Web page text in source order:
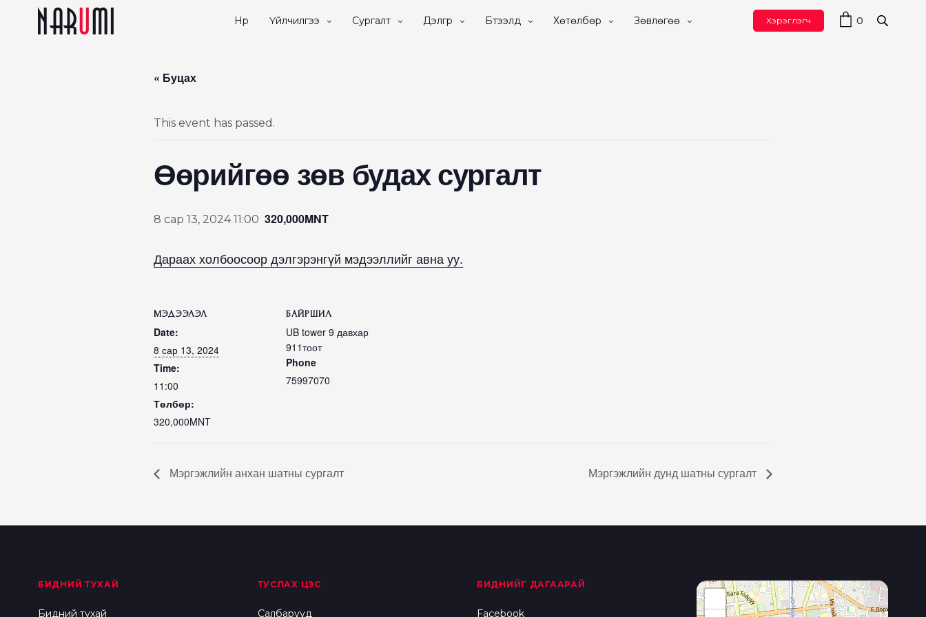
Нүүр Үйлчилгээ Сургалт Дэлгүүр Бүтээлүүд Хөтөлбөр Зөвлөгөө Хэрэглэгч 0
« Буцах
This event has passed.
Өөрийгөө зөв будах сургалт
8 сар 13, 2024 11:00 320,000MNT
Дараах холбоосоор дэлгэрэнгүй мэдээллийг авна уу.
МЭДЭЭЛЭЛ
Date:
8 сар 13, 2024
Time:
11:00
Төлбөр:
320,000MNT
БАЙРШИЛ
UB tower 9 давхар
911тоот
Phone
75997070
Мэргэжлийн анхан шатны сургалт Мэргэжлийн дунд шатны сургалт
БИДНИЙ ТУХАЙ
Бидний тухай
ТУСЛАХ ЦЭС
Салбарууд
БИДНИЙГ ДАГААРАЙ
Facebook